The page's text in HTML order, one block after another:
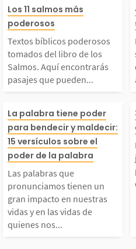
compartir.
del Señor
bíblicos
tomados
los Salmos.
servirte
para
y
Los 11 salmos más
poderosos
Textos bíblicos poderosos
tomados del libro de los
Salmos. Aquí encontrarás
pasajes que pueden...
palabras
impacto en
vidas y en las
quienes nos
La palabra tiene poder
para bendecir y maldecir:
15 versículos sobre el
poder de la palabra
Las palabras que
pronunciamos tienen un
gran impacto en nuestras
vidas y en las vidas de
quienes nos...